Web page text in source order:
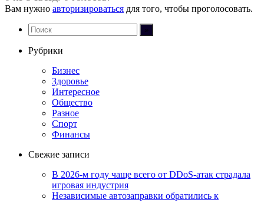
Вам нужно авторизироваться для того, чтобы проголосовать.
Рубрики
Бизнес
Здоровье
Интересное
Общество
Разное
Спорт
Финансы
Свежие записи
В 2026-м году чаще всего от DDoS-атак страдала
игровая индустрия
Независимые автозаправки обратились к